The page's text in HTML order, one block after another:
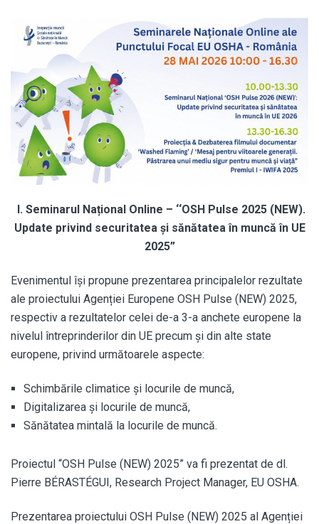
I. Seminarul Național Online – ‘‘OSH Pulse 2025 (NEW).
Update privind securitatea și sănătatea în muncă în UE
2025”
Evenimentul își propune prezentarea principalelor rezultate
ale proiectului Agenției Europene OSH Pulse (NEW) 2025,
respectiv a rezultatelor celei de-a 3-a anchete europene la
nivelul întreprinderilor din UE precum și din alte state
europene, privind următoarele aspecte:
Schimbările climatice și locurile de muncă,
Digitalizarea și locurile de muncă,
Sănătatea mintală la locurile de muncă.
Proiectul “OSH Pulse (NEW) 2025” va fi prezentat de dl.
Pierre BÉRASTÉGUI, Research Project Manager, EU OSHA.
Prezentarea proiectului OSH Pulse (NEW) 2025 al Agenției